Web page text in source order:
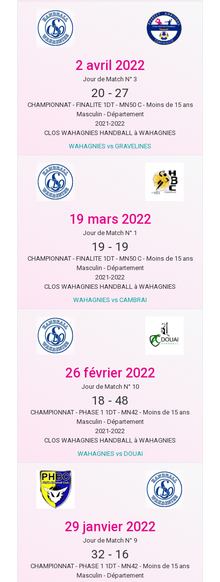
2 avril 2022
Jour de Match N° 3
20 - 27
CHAMPIONNAT - FINALITE 1DT - MN50 C - Moins de 15 ans
Masculin - Département
2021-2022
CLOS WAHAGNIES HANDBALL à WAHAGNIES
WAHAGNIES vs GRAVELINES
19 mars 2022
Jour de Match N° 1
19 - 19
CHAMPIONNAT - FINALITE 1DT - MN50 C - Moins de 15 ans
Masculin - Département
2021-2022
CLOS WAHAGNIES HANDBALL à WAHAGNIES
WAHAGNIES vs CAMBRAI
26 février 2022
Jour de Match N° 10
18 - 48
CHAMPIONNAT - PHASE 1 1DT - MN42 - Moins de 15 ans
Masculin - Département
2021-2022
CLOS WAHAGNIES HANDBALL à WAHAGNIES
WAHAGNIES vs DOUAI
29 janvier 2022
Jour de Match N° 9
32 - 16
CHAMPIONNAT - PHASE 1 1DT - MN42 - Moins de 15 ans
Masculin - Département